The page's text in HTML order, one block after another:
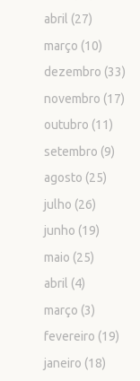
abril (27)
março (10)
dezembro (33)
novembro (17)
outubro (11)
setembro (9)
agosto (25)
julho (26)
junho (19)
maio (25)
abril (4)
março (3)
fevereiro (19)
janeiro (18)